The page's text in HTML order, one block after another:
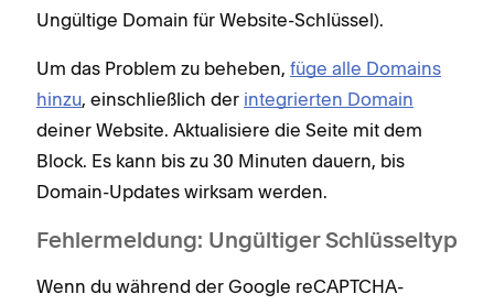
Ungültige Domain für Website-Schlüssel).
Um das Problem zu beheben, füge alle Domains
hinzu, einschließlich der integrierten Domain
deiner Website. Aktualisiere die Seite mit dem
Block. Es kann bis zu 30 Minuten dauern, bis
Domain-Updates wirksam werden.
Fehlermeldung: Ungültiger Schlüsseltyp
Wenn du während der Google reCAPTCHA-